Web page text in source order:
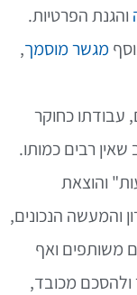
והגנת הפרטיות.
מגשר מוסמך,
עבודתו כחוקר
והוצאת
והמעשה הנכונים,
משותפים ואף
ולהסכם מכובד,